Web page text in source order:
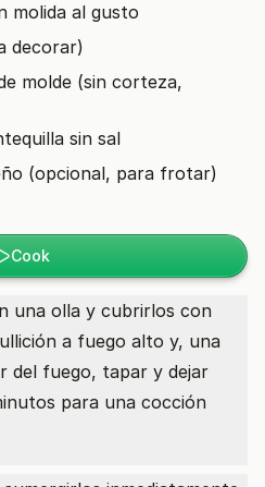
molida al gusto
decorar)
molde (sin corteza,
sin sal
(opcional, para frotar)
Cook
una olla y cubrirlos con
a fuego alto y, una
del fuego, tapar y dejar
para una cocción